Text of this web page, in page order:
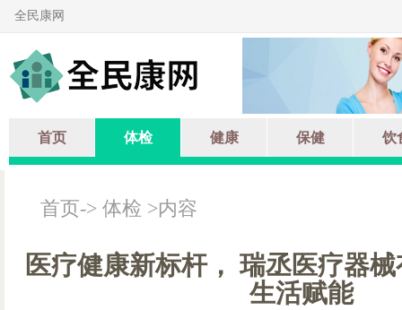
全民康网
首页 体检 健康 保健 饮
首页-> 体检 >内容
医疗健康新标杆， 瑞丞医疗器
生活赋能